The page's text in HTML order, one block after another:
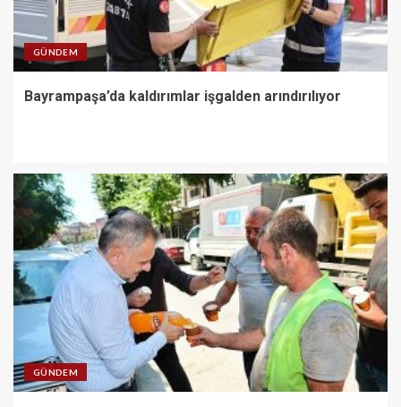
GÜNDEM
Bayrampaşa’da kaldırımlar işgalden arındırılıyor
GÜNDEM